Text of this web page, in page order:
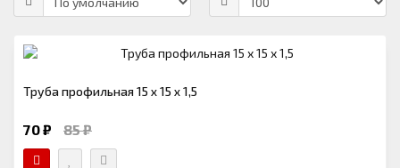
Труба профильная 15 х 15 х 1,5
70 ₽ 85 ₽